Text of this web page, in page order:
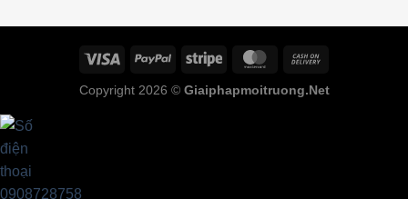
Copyright 2026 © Giaiphapmoitruong.Net
0908728758